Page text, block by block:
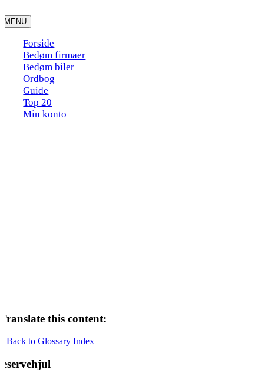
to
content
MENU
Forside
Bedøm firmaer
Bedøm biler
Ordbog
Guide
Top 20
Min konto
Translate this content:
« Back to Glossary Index